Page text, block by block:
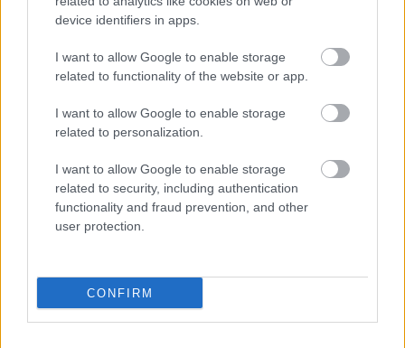
device identifiers in apps.
I want to allow Google to enable storage
related to functionality of the website or app.
I want to allow Google to enable storage
related to personalization.
I want to allow Google to enable storage
related to security, including authentication
functionality and fraud prevention, and other
user protection.
CONFIRM
kezdését.